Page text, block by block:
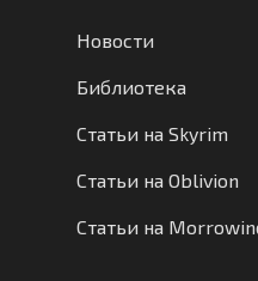
Новости
Библиотека
Статьи на Skyrim
Статьи на Oblivion
Статьи на